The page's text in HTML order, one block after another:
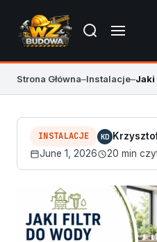
Strona Główna–Instalacje–
INSTALACJE KD
June 1, 2026
20 min